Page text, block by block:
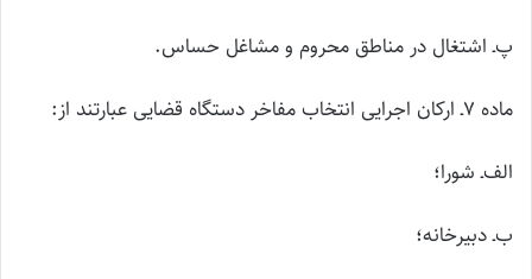
پ‌ـ اشتغال در مناطق محروم و مشاغل حساس.
ماده ۷‌ـ ارکان اجرایی انتخاب مفاخر دستگاه قضایی عبارتند از:
الف‌ـ شورا؛
ب‌ـ دبیرخانه؛